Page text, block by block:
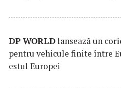
DP WORLDlansează un
pentru vehicule finite între
estul Europei